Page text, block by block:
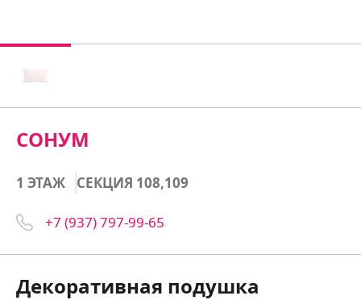
СОНУМ
1 ЭТАЖ СЕКЦИЯ 108,109
+7 (937) 797-99-65
Декоративная подушка